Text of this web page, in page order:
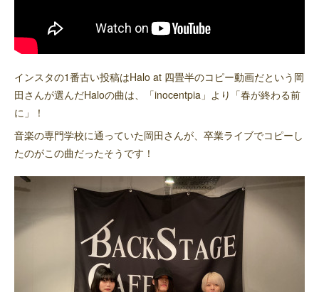
インスタの1番古い投稿はHalo at 四畳半のコピー動画だという岡
田さんが選んだHaloの曲は、「inocentpia」より「春が終わる前
に」！
音楽の専門学校に通っていた岡田さんが、卒業ライブでコピーし
たのがこの曲だったそうです！